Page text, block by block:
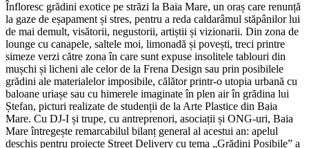
Înfloresc grădini exotice pe străzi la Baia Mare, un oraș care renunță
la gaze de eșapament și stres, pentru a reda caldarâmul stăpânilor lui
de mai demult, visătorii, negustorii, artiștii și vizionarii. Din zona de
lounge cu canapele, saltele moi, limonadă și povești, treci printre
simeze verzi către zona în care sunt expuse insolitele tablouri din
mușchi și licheni ale celor de la Frena Design sau prin posibilele
grădini ale materialelor imposibile, călător printr-o utopia urbană cu
baloane uriașe sau cu himerele imaginate în plen air în grădina lui
Ștefan, picturi realizate de studenții de la Arte Plastice din Baia
Mare. Cu DJ-I și trupe, cu antreprenori, asociații și ONG-uri, Baia
Mare întregește remarcabilul bilanț general al acestui an: apelul
deschis pentru proiecte Street Delivery cu tema „Grădini Posibile” a